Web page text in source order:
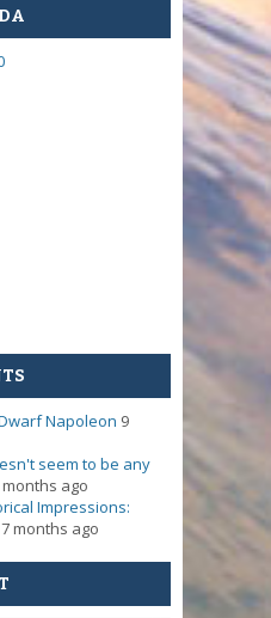
Napoleon 9
seem to be any
ago
Impressions:
months ago